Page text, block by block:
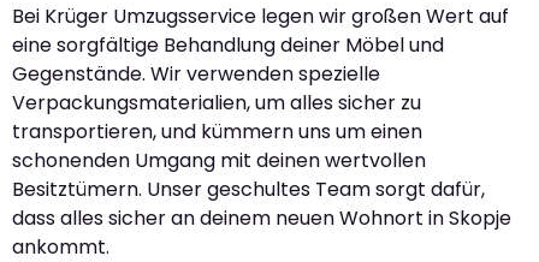
Bei Krüger Umzugsservice legen wir großen Wert auf
eine sorgfältige Behandlung deiner Möbel und
Gegenstände. Wir verwenden spezielle
Verpackungsmaterialien, um alles sicher zu
transportieren, und kümmern uns um einen
schonenden Umgang mit deinen wertvollen
Besitztümern. Unser geschultes Team sorgt dafür,
dass alles sicher an deinem neuen Wohnort in Skopje
ankommt.